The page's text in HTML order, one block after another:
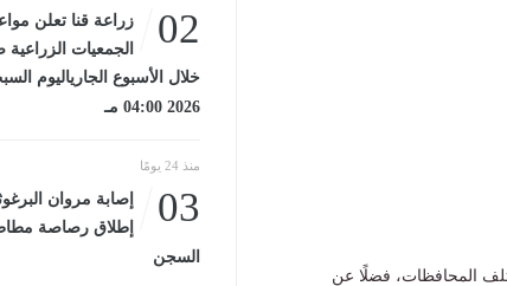
المحافظات، فضلًا عن
02
زراعة قنا تعلن
الجمعيات
2026 04:00 مـ
منذ 24 يومًا
03
إصابة مروان
إطلاق رصاصة
السجن